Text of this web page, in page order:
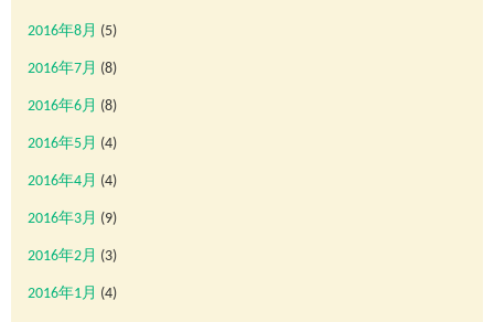
2016年8月 (5)
2016年7月 (8)
2016年6月 (8)
2016年5月 (4)
2016年4月 (4)
2016年3月 (9)
2016年2月 (3)
2016年1月 (4)